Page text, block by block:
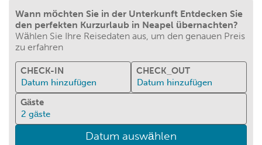
Wann möchten Sie in der Unterkunft Entdecken Sie
den perfekten Kurzurlaub in Neapel übernachten?
Wählen Sie Ihre Reisedaten aus, um den genauen Preis
zu erfahren
CHECK-IN
Datum hinzufügen
CHECK_OUT
Datum hinzufügen
Gäste
2 gäste
Datum auswählen